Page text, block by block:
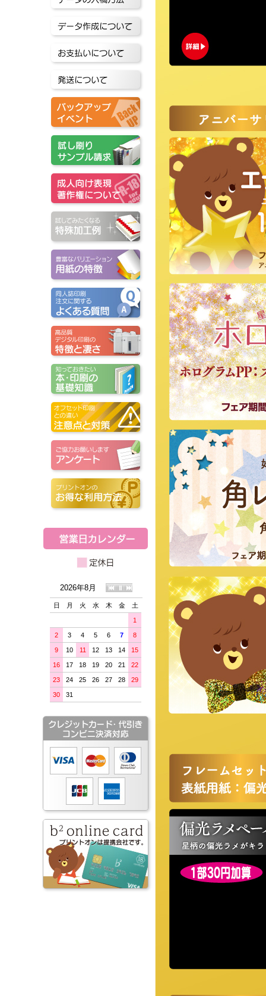
2026年8月
日 月 火 水 木 金 土
1
2 3 4 5 6 7 8
9 10 11 12 13 14 15
16 17 18 19 20 21 22
23 24 25 26 27 28 29
30 31